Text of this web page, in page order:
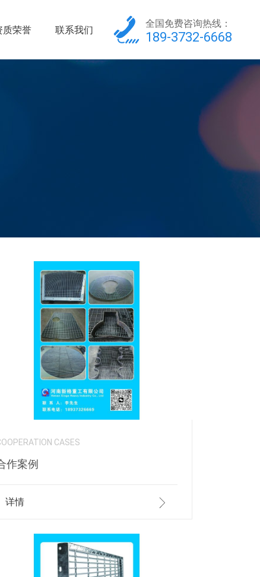
质荣誉 联系我们
全国免费咨询热线：
189-3732-6668
CASES
作案例
详情